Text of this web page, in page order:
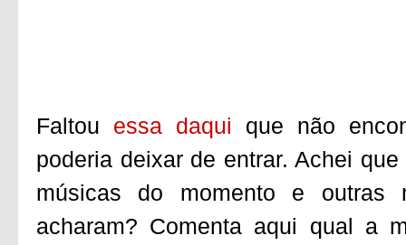
Faltou essa daqui que não
poderia deixar de entrar. Achei
músicas do momento e
acharam? Comenta aqui qual a